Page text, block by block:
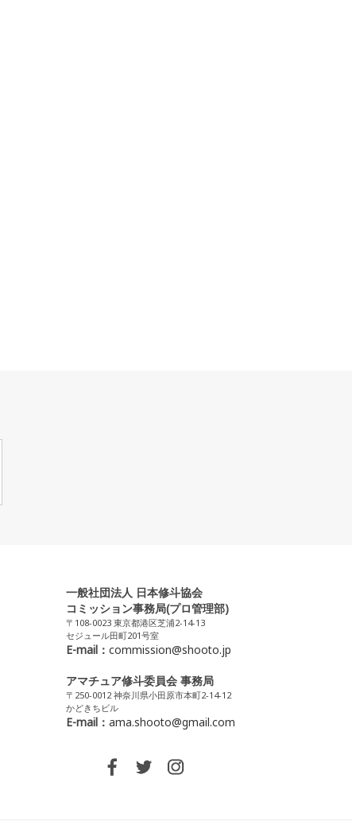
一般社団法人 日本修斗協会
コミッション事務局(プロ管理部)
〒108-0023 東京都港区芝浦2-14-13
セジュール田町201号室
E-mail： commission@shooto.jp
アマチュア修斗委員会 事務局
〒250-0012 神奈川県小田原市本町2-14-12
かどきちビル
E-mail： ama.shooto@gmail.com